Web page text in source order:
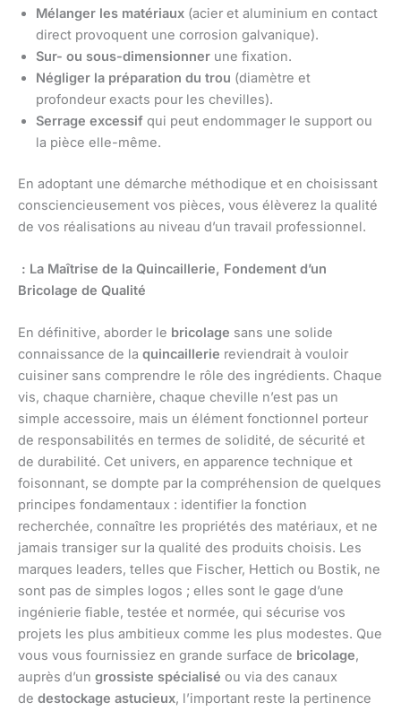
Mélanger les matériaux (acier et aluminium en contact
direct provoquent une corrosion galvanique).
Sur- ou sous-dimensionner une fixation.
Négliger la préparation du trou (diamètre et
profondeur exacts pour les chevilles).
Serrage excessif qui peut endommager le support ou
la pièce elle-même.
En adoptant une démarche méthodique et en choisissant
consciencieusement vos pièces, vous élèverez la qualité
de vos réalisations au niveau d’un travail professionnel.
: La Maîtrise de la Quincaillerie, Fondement d’un
Bricolage de Qualité
En définitive, aborder le bricolage sans une solide
connaissance de la quincaillerie reviendrait à vouloir
cuisiner sans comprendre le rôle des ingrédients. Chaque
vis, chaque charnière, chaque cheville n’est pas un
simple accessoire, mais un élément fonctionnel porteur
de responsabilités en termes de solidité, de sécurité et
de durabilité. Cet univers, en apparence technique et
foisonnant, se dompte par la compréhension de quelques
principes fondamentaux : identifier la fonction
recherchée, connaître les propriétés des matériaux, et ne
jamais transiger sur la qualité des produits choisis. Les
marques leaders, telles que Fischer, Hettich ou Bostik, ne
sont pas de simples logos ; elles sont le gage d’une
ingénierie fiable, testée et normée, qui sécurise vos
projets les plus ambitieux comme les plus modestes. Que
vous vous fournissiez en grande surface de bricolage,
auprès d’un grossiste spécialisé ou via des canaux
de destockage astucieux, l’important reste la pertinence